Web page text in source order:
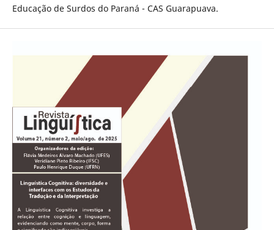
Educação de Surdos do Paraná - CAS Guarapuava.